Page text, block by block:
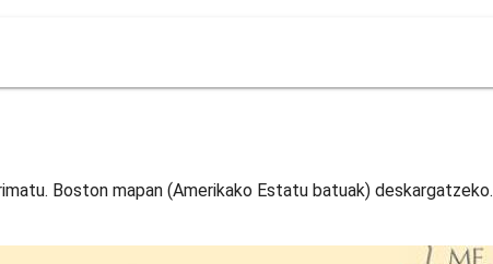
Boston mapan (Amerikako Estatu batuak) deskargatzeko.